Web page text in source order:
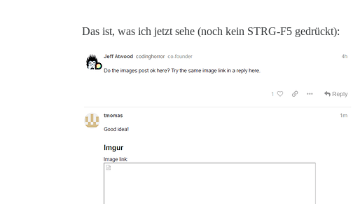
Das ist, was ich jetzt sehe (noch kein STRG-F5 gedrückt):